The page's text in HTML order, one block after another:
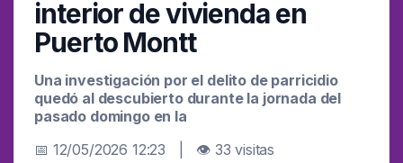
interior de vivienda en
Puerto Montt
Una investigación por el delito de parricidio
quedó al descubierto durante la jornada del
pasado domingo en la
📅 12/05/2026 12:23 | 👁 33 visitas